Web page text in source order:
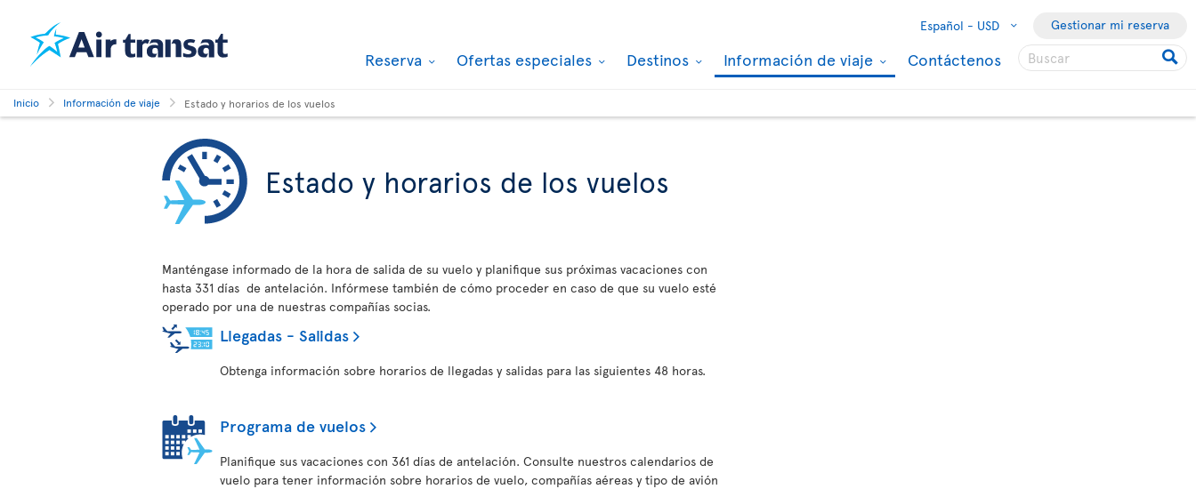
Español - USD Gestionar mi reserva
Reserva Ofertas especiales Destinos Información de viaje Contáctenos
Inicio Información de viaje Estado y horarios de los vuelos
Estado y horarios de los vuelos
Manténgase informado de la hora de salida de su vuelo y planifique sus próximas vacaciones con
hasta 331 días de antelación. Infórmese también de cómo proceder en caso de que su vuelo esté
operado por una de nuestras compañías socias.
Llegadas - Salidas
Obtenga información sobre horarios de llegadas y salidas para las siguientes 48 horas.
Programa de vuelos
Planifique sus vacaciones con 361 días de antelación. Consulte nuestros calendarios de
vuelo para tener información sobre horarios de vuelo, compañías aéreas y tipo de avión